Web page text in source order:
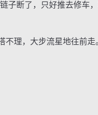
断了，只好推去修车
理，大步流星地往前走